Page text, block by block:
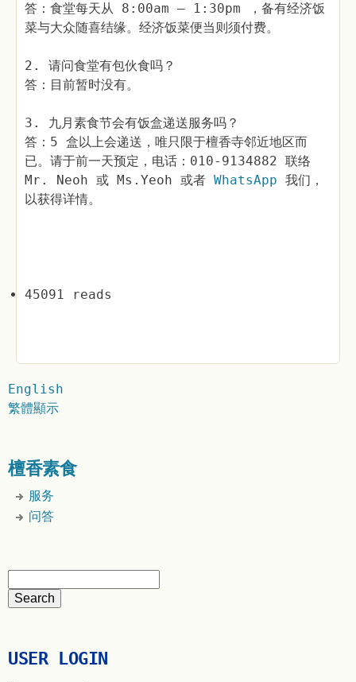
答：食堂每天从 8:00am – 1:30pm ，备有经济饭
菜与大众随喜结缘。经济饭菜便当则须付费。
2. 请问食堂有包伙食吗？
答：目前暂时没有。
3. 九月素食节会有饭盒递送服务吗？
答：5 盒以上会递送，唯只限于檀香寺邻近地区而
已。请于前一天预定，电话：010-9134882 联络
Mr. Neoh 或 Ms.Yeoh 或者 WhatsApp 我们，
以获得详情。
45091 reads
English
繁體顯示
檀香素食
服务
问答
USER LOGIN